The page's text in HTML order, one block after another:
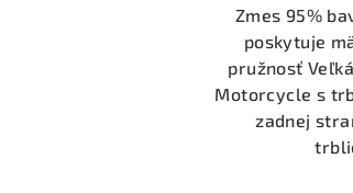
Zmes 95%
poskytuje
pružnosť
Motorcycle s
zadnej